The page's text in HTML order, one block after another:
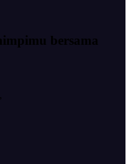
bersama